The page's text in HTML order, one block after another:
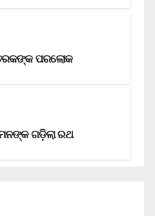
ପରଲୋକ
ଗଡ଼ିଲା ରଥ